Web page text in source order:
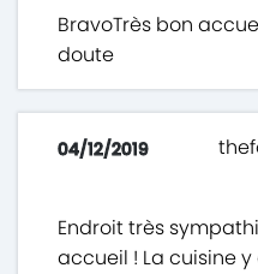
BravoTrès bon
doute
04/12/2019
Endroit très
accueil ! La cuisine